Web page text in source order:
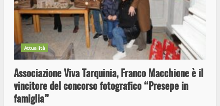
Attualità
Associazione Viva Tarquinia, Franco Macchione è il
vincitore del concorso fotografico “Presepe in
famiglia”